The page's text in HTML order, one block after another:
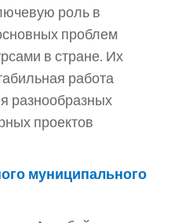
роль в
проблем
в стране. Их
работа
разнообразных
проектов
муниципального